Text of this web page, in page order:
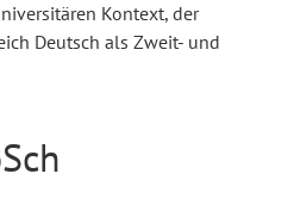
Kontext, der
Deutsch als Zweit- und